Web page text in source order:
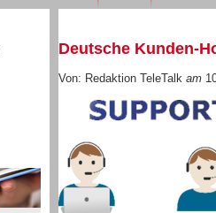
Deutsche Kunden-
Von: Redaktion TeleTalk am